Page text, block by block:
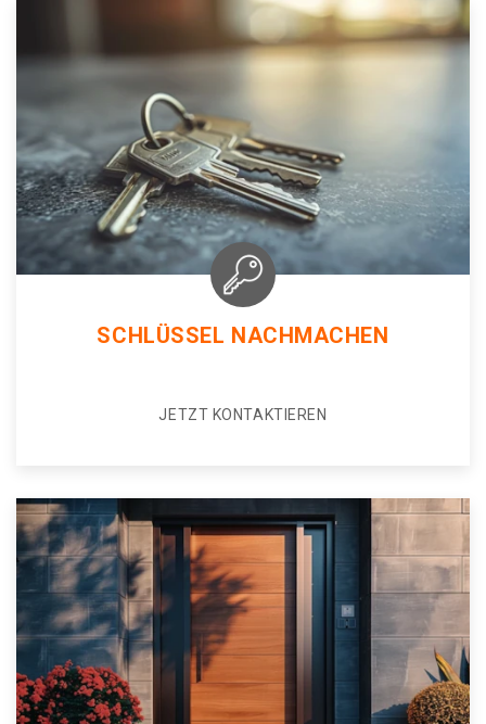
SCHLÜSSEL NACHMACHEN
JETZT KONTAKTIEREN